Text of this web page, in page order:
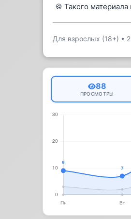
🍪 Такого
Для взрослых (18+) •
88
ПРОСМОТРЫ